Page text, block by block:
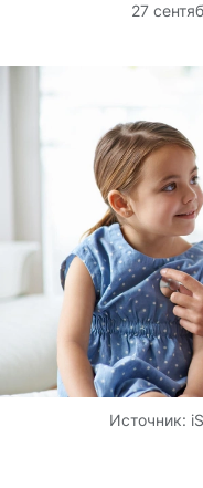
27
Источник: